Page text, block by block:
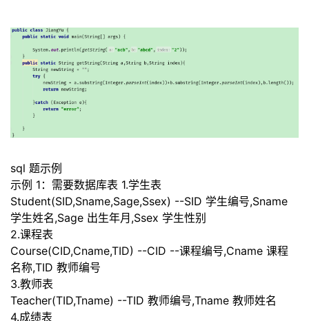
sql 题示例
示例 1：需要数据库表 1.学生表
Student(SID,Sname,Sage,Ssex) --SID 学生编号,Sname
学生姓名,Sage 出生年月,Ssex 学生性别
2.课程表
Course(CID,Cname,TID) --CID --课程编号,Cname 课程
名称,TID 教师编号
3.教师表
Teacher(TID,Tname) --TID 教师编号,Tname 教师姓名
4.成绩表